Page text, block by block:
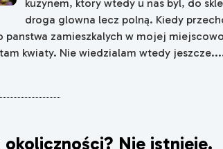
kuzynem, ktory wtedy u nas byl, do
droga glowna lecz polną. Kiedy
panstwa zamieszkalych w mojej
kwiaty. Nie wiedzialam wtedy
okoliczności? Nie istnieje.